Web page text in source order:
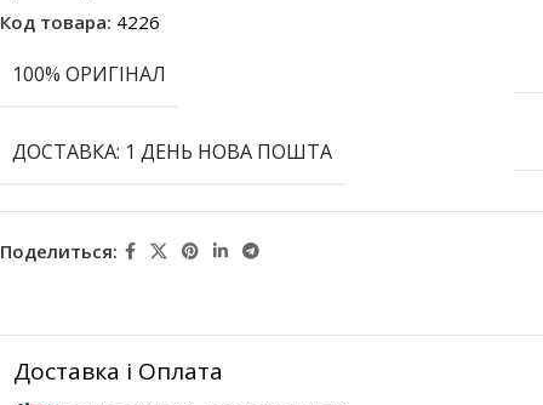
Код товара: 4226
100% ОРИГІНАЛ
ДОСТАВКА: 1 ДЕНЬ НОВА ПОШТА
Поделиться:
Доставка і Оплата